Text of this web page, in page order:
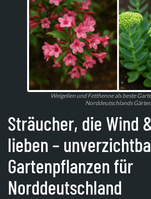
Weigelien und Fetthenne als beste
Norddeutschlands Gärten
Sträucher, die Wind
lieben –
Gartenpflanzen für
Norddeutschland